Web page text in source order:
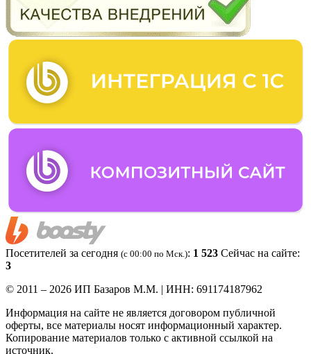
Посетителей за сегодня (c 00:00 по Мск.): 1 523 Сейчас на сайте:
3
© 2011 – 2026 ИП Базаров М.М. | ИНН: 691174187962
Информация на сайте не является договором публичной
оферты, все материалы носят информационный характер.
Копирование материалов только с активной ссылкой на
источник.